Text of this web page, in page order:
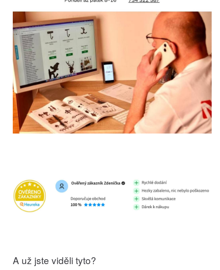
A už jste viděli tyto?